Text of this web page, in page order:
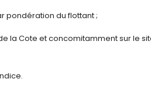
pondération du flottant ;
la Cote et concomitamment sur le